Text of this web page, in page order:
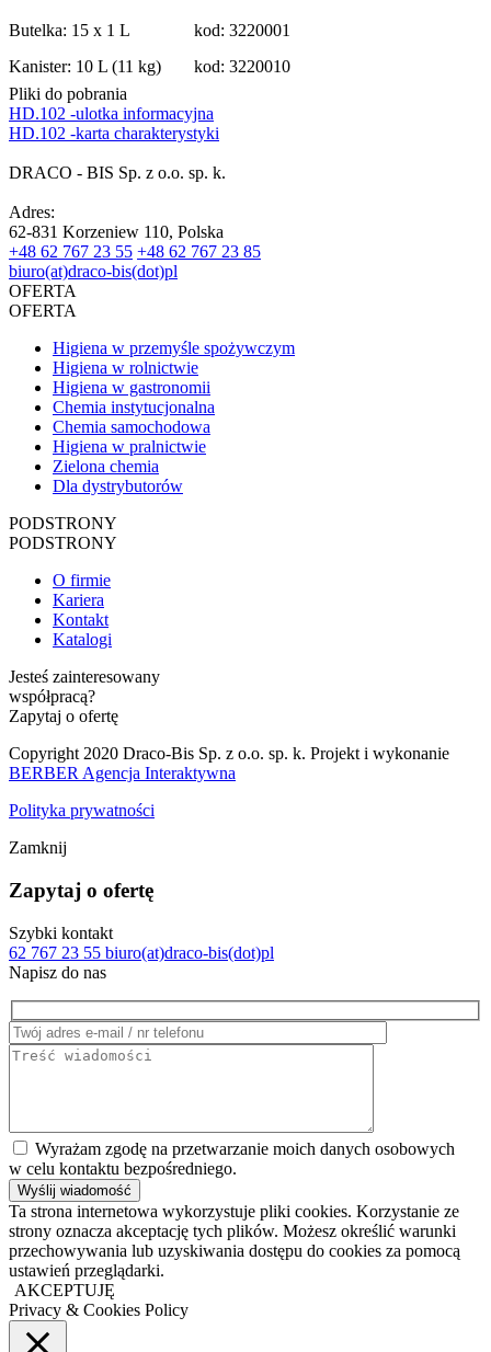
Butelka: 15 x 1 L
kod: 3220001
Kanister: 10 L (11 kg)
kod: 3220010
Pliki do pobrania
HD.102 -ulotka informacyjna
HD.102 -karta charakterystyki
DRACO - BIS Sp. z o.o. sp. k.
Adres:
62-831 Korzeniew 110, Polska
+48 62 767 23 55 +48 62 767 23 85
biuro(at)draco-bis(dot)pl
OFERTA
OFERTA
Higiena w przemyśle spożywczym
Higiena w rolnictwie
Higiena w gastronomii
Chemia instytucjonalna
Chemia samochodowa
Higiena w pralnictwie
Zielona chemia
Dla dystrybutorów
PODSTRONY
PODSTRONY
O firmie
Kariera
Kontakt
Katalogi
Jesteś zainteresowany
współpracą?
Zapytaj o ofertę
Copyright 2020 Draco-Bis Sp. z o.o. sp. k. Projekt i wykonanie
BERBER Agencja Interaktywna
Polityka prywatności
Zamknij
Zapytaj o ofertę
Szybki kontakt
62 767 23 55 biuro(at)draco-bis(dot)pl
Napisz do nas
Wyrażam zgodę na przetwarzanie moich danych osobowych
w celu kontaktu bezpośredniego.
Ta strona internetowa wykorzystuje pliki cookies. Korzystanie ze
strony oznacza akceptację tych plików. Możesz określić warunki
przechowywania lub uzyskiwania dostępu do cookies za pomocą
ustawień przeglądarki.
AKCEPTUJĘ
Privacy & Cookies Policy